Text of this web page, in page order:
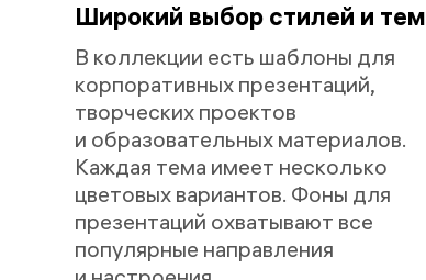
Широкий выбор стилей и тем
В коллекции есть шаблоны для
корпоративных презентаций,
творческих проектов
и образовательных материалов.
Каждая тема имеет несколько
цветовых вариантов. Фоны для
презентаций охватывают все
популярные направления